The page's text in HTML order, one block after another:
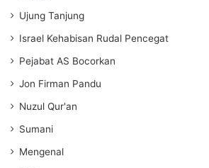
Ujung Tanjung
Israel Kehabisan Rudal Pencegat
Pejabat AS Bocorkan
Jon Firman Pandu
Nuzul Qur'an
Sumani
Mengenal